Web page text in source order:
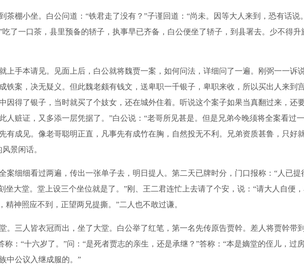
棚小坐。白公问道：“铁君走了没有？”子谨回道：“尚未。因等大人来到，恐有话说
了一口茶，县里预备的轿子，执事早已齐备，白公便坐了轿子，到县署去。少不得
手本请见。见面上后，白公就将魏贾一案，如何问法，详细问了一遍。刚弼一一诉
铁案，决无疑义。但此魏老颇有钱文，送卑职一千银子，卑职来收，所以买出人来到
因得了银子，当时就买了个妓女，还在城外住着。听说这个案子如果当真翻过来，还
人赃证，又多添一层凭据了。”白公说：“老哥所见甚是。但是兄弟今晚须将全案看过
有成见。像老哥聪明正直，凡事先有成竹在胸，自然投无不利。兄弟资质甚鲁，只好
景闲话。
细细看过两遍，传出一张单子去，明日提人。第二天已牌时分，门口报称：“人已提
坐大堂。堂上设三个坐位就是了。”刚、王二君连忙上去请了个安，说：“请大人自便
神照应不到，正望两兄提撕。”二人也不敢过谦。
三人皆衣冠而出，坐了大堂。白公举了红笔，第一名先传原告贾幹。差人将贾幹带
称：“十六岁了。”问：“是死者贾志的亲生，还是承继？”答称：“本是嫡堂的侄儿，过
中公议入继成服的。”